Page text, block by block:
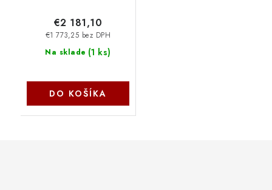
Na sklade (1 ks)
€1 773,25 bez DPH
€2 181,10
DO KOŠÍKA